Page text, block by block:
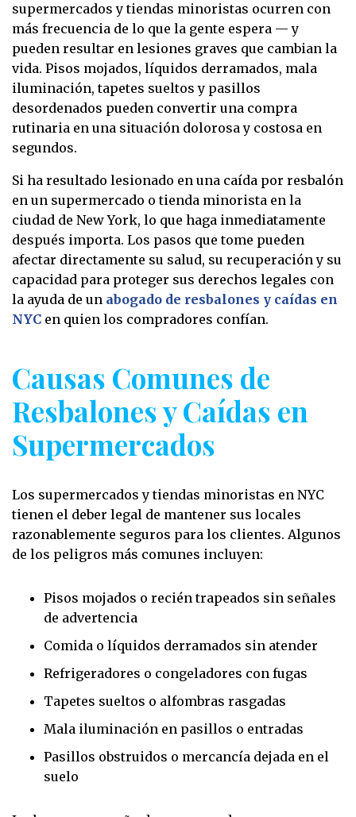
supermercados y tiendas minoristas ocurren con
más frecuencia de lo que la gente espera — y
pueden resultar en lesiones graves que cambian la
vida. Pisos mojados, líquidos derramados, mala
iluminación, tapetes sueltos y pasillos
desordenados pueden convertir una compra
rutinaria en una situación dolorosa y costosa en
segundos.
Si ha resultado lesionado en una caída por resbalón
en un supermercado o tienda minorista en la
ciudad de New York, lo que haga inmediatamente
después importa. Los pasos que tome pueden
afectar directamente su salud, su recuperación y su
capacidad para proteger sus derechos legales con
la ayuda de un abogado de resbalones y caídas en
NYC en quien los compradores confían.
Causas Comunes de
Resbalones y Caídas en
Supermercados
Los supermercados y tiendas minoristas en NYC
tienen el deber legal de mantener sus locales
razonablemente seguros para los clientes. Algunos
de los peligros más comunes incluyen:
Pisos mojados o recién trapeados sin señales
de advertencia
Comida o líquidos derramados sin atender
Refrigeradores o congeladores con fugas
Tapetes sueltos o alfombras rasgadas
Mala iluminación en pasillos o entradas
Pasillos obstruidos o mercancía dejada en el
suelo